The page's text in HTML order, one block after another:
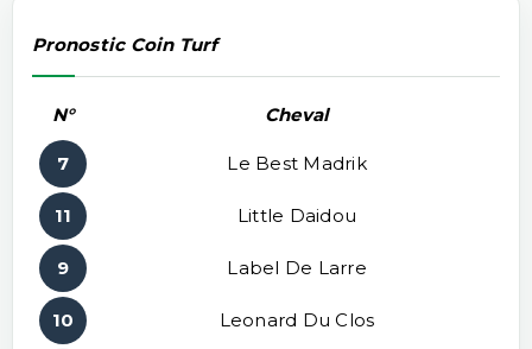
Pronostic Coin Turf
N° Cheval
7 Le Best Madrik
11 Little Daidou
9 Label De Larre
10 Leonard Du Clos